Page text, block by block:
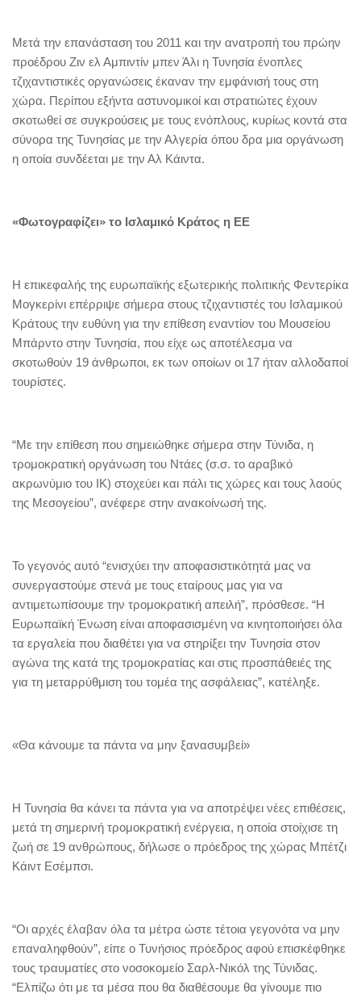
Μετά την επανάσταση του 2011 και την ανατροπή του πρώην
προέδρου Ζιν ελ Αμπιντίν μπεν Άλι η Τυνησία ένοπλες
τζιχαντιστικές οργανώσεις έκαναν την εμφάνισή τους στη
χώρα. Περίπου εξήντα αστυνομικοί και στρατιώτες έχουν
σκοτωθεί σε συγκρούσεις με τους ενόπλους, κυρίως κοντά στα
σύνορα της Τυνησίας με την Αλγερία όπου δρα μια οργάνωση
η οποία συνδέεται με την Αλ Κάιντα.
«Φωτογραφίζει» το Ισλαμικό Κράτος η ΕΕ
Η επικεφαλής της ευρωπαϊκής εξωτερικής πολιτικής Φεντερίκα
Μογκερίνι επέρριψε σήμερα στους τζιχαντιστές του Ισλαμικού
Κράτους την ευθύνη για την επίθεση εναντίον του Μουσείου
Μπάρντο στην Τυνησία, που είχε ως αποτέλεσμα να
σκοτωθούν 19 άνθρωποι, εκ των οποίων οι 17 ήταν αλλοδαποί
τουρίστες.
“Με την επίθεση που σημειώθηκε σήμερα στην Τύνιδα, η
τρομοκρατική οργάνωση του Ντάες (σ.σ. το αραβικό
ακρωνύμιο του ΙΚ) στοχεύει και πάλι τις χώρες και τους λαούς
της Μεσογείου”, ανέφερε στην ανακοίνωσή της.
Το γεγονός αυτό “ενισχύει την αποφασιστικότητά μας να
συνεργαστούμε στενά με τους εταίρους μας για να
αντιμετωπίσουμε την τρομοκρατική απειλή”, πρόσθεσε. “Η
Ευρωπαϊκή Ένωση είναι αποφασισμένη να κινητοποιήσει όλα
τα εργαλεία που διαθέτει για να στηρίξει την Τυνησία στον
αγώνα της κατά της τρομοκρατίας και στις προσπάθειές της
για τη μεταρρύθμιση του τομέα της ασφάλειας”, κατέληξε.
«Θα κάνουμε τα πάντα να μην ξανασυμβεί»
Η Τυνησία θα κάνει τα πάντα για να αποτρέψει νέες επιθέσεις,
μετά τη σημερινή τρομοκρατική ενέργεια, η οποία στοίχισε τη
ζωή σε 19 ανθρώπους, δήλωσε ο πρόεδρος της χώρας Μπέτζι
Κάιντ Εσέμπσι.
“Οι αρχές έλαβαν όλα τα μέτρα ώστε τέτοια γεγονότα να μην
επαναληφθούν”, είπε ο Τυνήσιος πρόεδρος αφού επισκέφθηκε
τους τραυματίες στο νοσοκομείο Σαρλ-Νικόλ της Τύνιδας.
“Ελπίζω ότι με τα μέσα που θα διαθέσουμε θα γίνουμε πιο